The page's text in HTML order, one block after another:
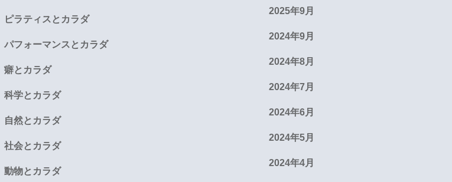
ピラティスとカラダ
パフォーマンスとカラダ
癖とカラダ
科学とカラダ
自然とカラダ
社会とカラダ
動物とカラダ
2025年9月
2024年9月
2024年8月
2024年7月
2024年6月
2024年5月
2024年4月